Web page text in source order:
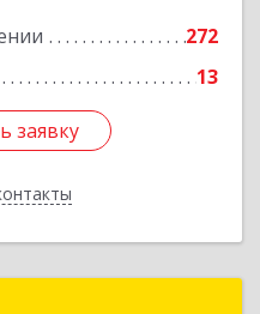
272
13
заявку
заявку